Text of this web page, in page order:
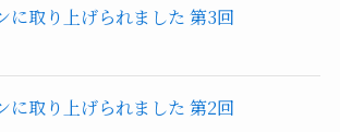
に取り上げられました 第3回
に取り上げられました 第2回